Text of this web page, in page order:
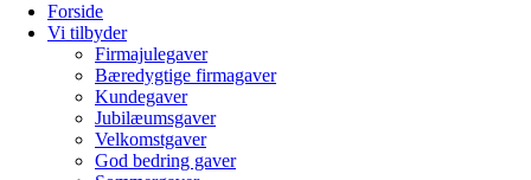
Forside
Vi tilbyder
Firmajulegaver
Bæredygtige firmagaver
Kundegaver
Jubilæumsgaver
Velkomstgaver
God bedring gaver